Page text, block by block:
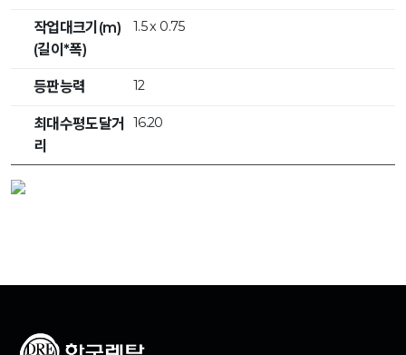
작업대크기(m)
(길이*폭)
1.5 x 0.75
등판능력 12
최대수평도달거
리
16.20